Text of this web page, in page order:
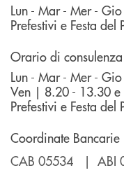
Lun - Mar - Mer -
Prefestivi e Festa
Orario di consulenza
Lun - Mar - Mer -
Ven | 8.20 - 13.30
Prefestivi e Festa
Coordinate Bancarie
CAB 05534 | ABI